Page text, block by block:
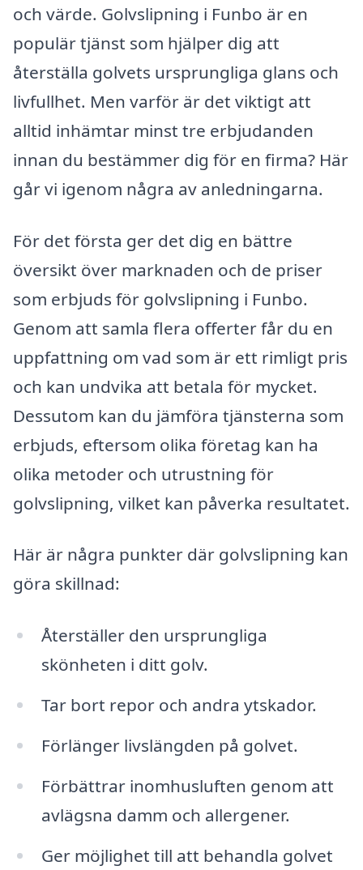
och värde. Golvslipning i Funbo är en
populär tjänst som hjälper dig att
återställa golvets ursprungliga glans och
livfullhet. Men varför är det viktigt att
alltid inhämtar minst tre erbjudanden
innan du bestämmer dig för en firma? Här
går vi igenom några av anledningarna.
För det första ger det dig en bättre
översikt över marknaden och de priser
som erbjuds för golvslipning i Funbo.
Genom att samla flera offerter får du en
uppfattning om vad som är ett rimligt pris
och kan undvika att betala för mycket.
Dessutom kan du jämföra tjänsterna som
erbjuds, eftersom olika företag kan ha
olika metoder och utrustning för
golvslipning, vilket kan påverka resultatet.
Här är några punkter där golvslipning kan
göra skillnad:
Återställer den ursprungliga
skönheten i ditt golv.
Tar bort repor och andra ytskador.
Förlänger livslängden på golvet.
Förbättrar inomhusluften genom att
avlägsna damm och allergener.
Ger möjlighet till att behandla golvet